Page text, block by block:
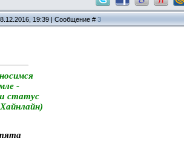
19:39 | Сообщение # 3
-
статус